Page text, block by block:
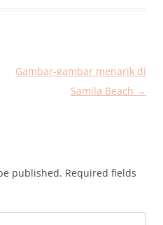
Gambar-gambar menarik di
Samila Beach →
published. Required fields